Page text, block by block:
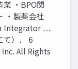
業 ・BPO関
・製薬会社
Integrator …
て）． 6
All Rights